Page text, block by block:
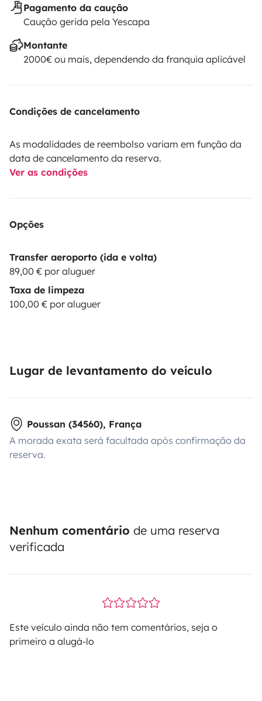
Pagamento da caução
Caução gerida pela Yescapa
Montante
2000€ ou mais, dependendo da franquia aplicável
Condições de cancelamento
As modalidades de reembolso variam em função da
data de cancelamento da reserva.
Ver as condições
Opções
Transfer aeroporto (ida e volta)
89,00 € por aluguer
Taxa de limpeza
100,00 € por aluguer
Lugar de levantamento do veículo
Poussan (34560), França
A morada exata será facultada após confirmação da
reserva.
Nenhum comentário de uma reserva
verificada
Este veículo ainda não tem comentários, seja o
primeiro a alugá-lo